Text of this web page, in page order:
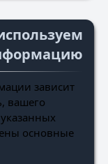
зависит
вашего
основные